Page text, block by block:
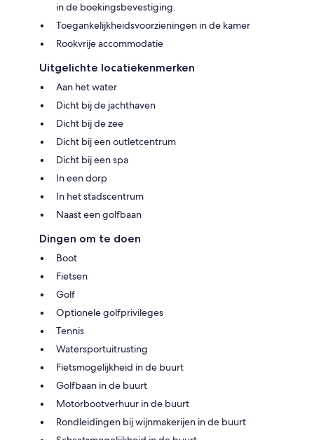
in de boekingsbevestiging.
Toegankelijkheidsvoorzieningen in de kamer
Rookvrije accommodatie
Uitgelichte locatiekenmerken
Aan het water
Dicht bij de jachthaven
Dicht bij de zee
Dicht bij een outletcentrum
Dicht bij een spa
In een dorp
In het stadscentrum
Naast een golfbaan
Dingen om te doen
Boot
Fietsen
Golf
Optionele golfprivileges
Tennis
Watersportuitrusting
Fietsmogelijkheid in de buurt
Golfbaan in de buurt
Motorbootverhuur in de buurt
Rondleidingen bij wijnmakerijen in de buurt